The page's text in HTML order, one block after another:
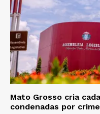
Mato Grosso cria
condenadas por